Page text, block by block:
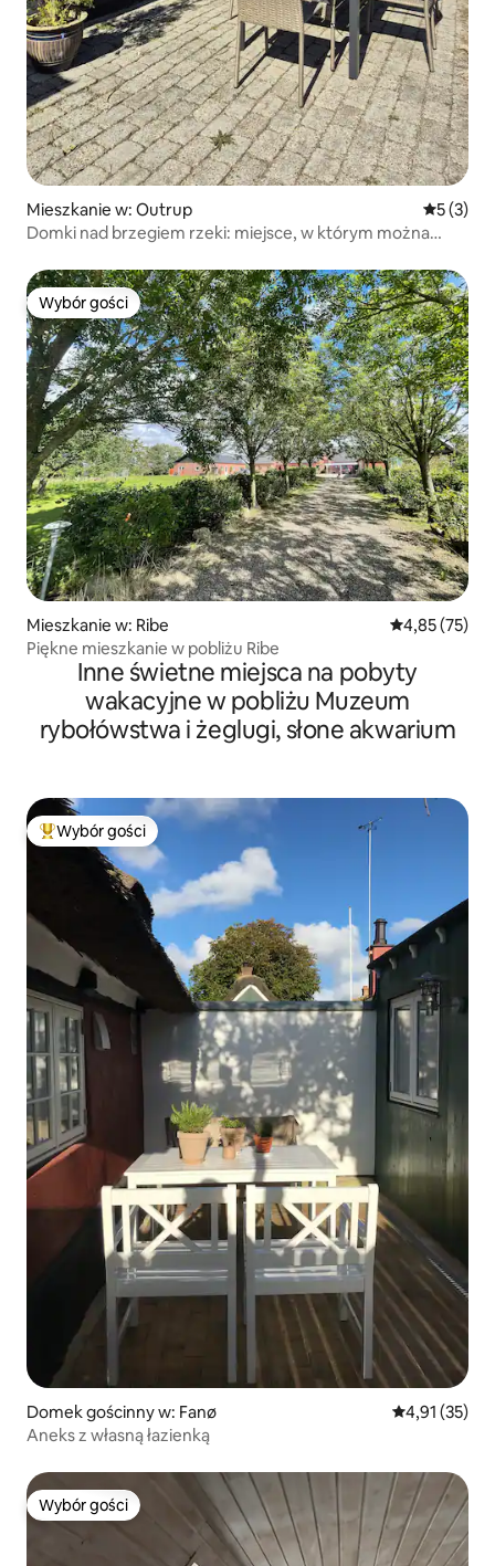
Mieszkanie w: Outrup Średnia
5 (3)
Domki nad brzegiem rzeki: miejsce, w którym można
Wybór gości
Wybór gości
Mieszkanie w: Ribe Średnia
4,85 (75)
Piękne mieszkanie w pobliżu Ribe
Inne świetne miejsca na pobyty
wakacyjne w pobliżu Muzeum
rybołówstwa i żeglugi, słone akwarium
Najpopularniejsze z kategorii Wybór gości
Wybór gości
Domek gościnny w: Fanø Średnia
4,91 (35)
Aneks z własną łazienką
Wybór gości
Wybór gości